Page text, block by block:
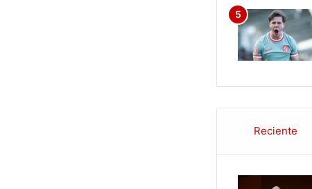
Reciente